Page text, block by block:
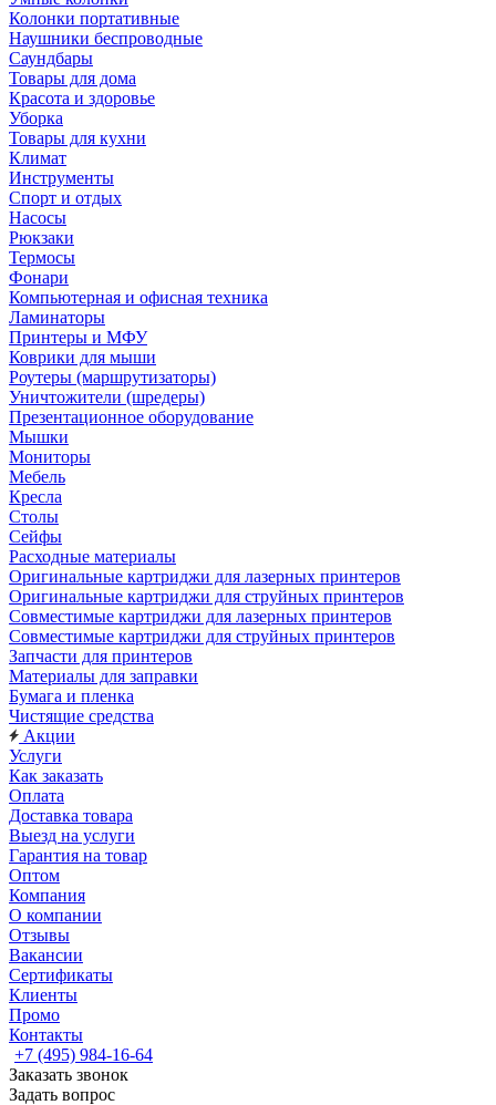
Колонки портативные
Наушники беспроводные
Саундбары
Товары для дома
Красота и здоровье
Уборка
Товары для кухни
Климат
Инструменты
Спорт и отдых
Насосы
Рюкзаки
Термосы
Фонари
Компьютерная и офисная техника
Ламинаторы
Принтеры и МФУ
Коврики для мыши
Роутеры (маршрутизаторы)
Уничтожители (шредеры)
Презентационное оборудование
Мышки
Мониторы
Мебель
Кресла
Столы
Сейфы
Расходные материалы
Оригинальные картриджи для лазерных принтеров
Оригинальные картриджи для струйных принтеров
Совместимые картриджи для лазерных принтеров
Совместимые картриджи для струйных принтеров
Запчасти для принтеров
Материалы для заправки
Бумага и пленка
Чистящие средства
Акции
Услуги
Как заказать
Оплата
Доставка товара
Выезд на услуги
Гарантия на товар
Оптом
Компания
О компании
Отзывы
Вакансии
Сертификаты
Клиенты
Промо
Контакты
+7 (495) 984-16-64
Заказать звонок
Задать вопрос